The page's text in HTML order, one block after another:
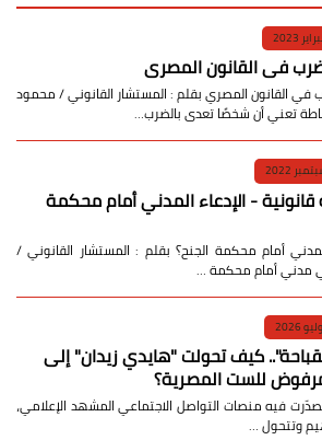
في القانون المصري
في القانون المصري بقلم : المستشار القانوني / محمود
تعني أن شخصًا تعدى بالضرب…
- الإدعاء المدني أمام محكمة
أمام محكمة الجنح؟ بقلم : المستشار القانوني /
مدني أمام محكمة …
كيف تحولت "هايدي زيدان" إلى
للست المصرية؟
فيه منصات التواصل الاجتماعي المشهد الإعلامي،
وتتحول …